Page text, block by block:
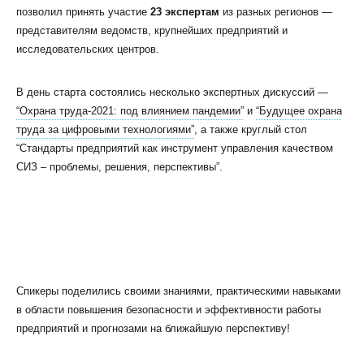
УСЛОВИЯ ИСПОЛЬЗОВАНИЯ ФАЙЛОВ COOKIE
ПОЛЬЗОВАТЕЛЬСКОЕ СОГЛАШЕНИЕ
позволил принять участие 23 экспертам из разных регионов —
представителям ведомств, крупнейших предприятий и
исследовательских центров.
В день старта состоялись несколько экспертных дискуссий —
“Охрана труда-2021: под влиянием пандемии” и “Будущее охрана
труда за цифровыми технологиями”, а также круглый стол
“Стандарты предприятий как инструмент управления качеством
СИЗ – проблемы, решения, перспективы”.
Спикеры поделились своими знаниями, практическими навыками
в области повышения безопасности и эффективности работы
предприятий и прогнозами на ближайшую перспективу!